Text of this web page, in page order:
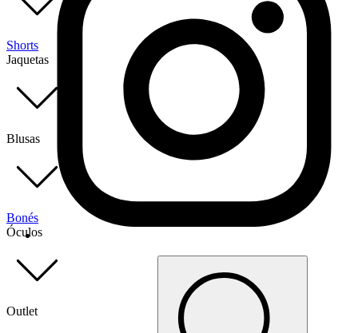
Shorts
Jaquetas
Blusas
Bonés
Óculos
Outlet